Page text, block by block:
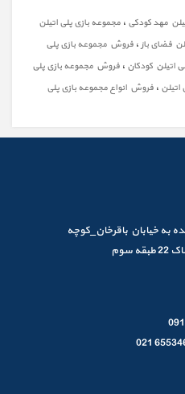
مهد کودکی ، مجموعه بازی پلی اتیلن
فضای باز، فروش مجموعه بازی پلی
اتیلن کودکان ، فروش مجموعه بازی پلی
، فروش انواع مجموعه بازی پلی
به خیابان باقرخان_کوچه
سوم